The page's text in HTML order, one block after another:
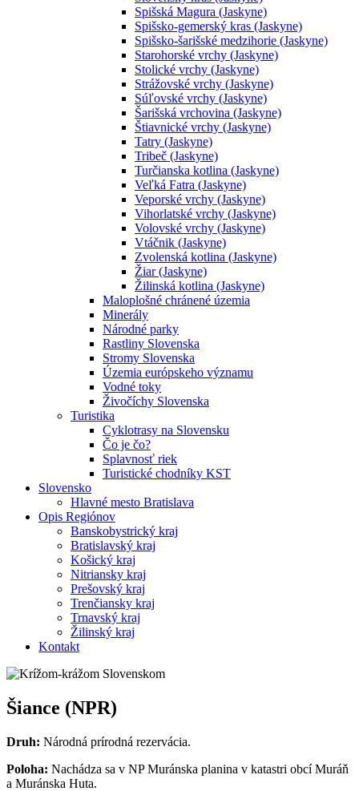
Spišská Magura (Jaskyne)
Spišsko-gemerský kras (Jaskyne)
Spišsko-šarišské medzihorie (Jaskyne)
Starohorské vrchy (Jaskyne)
Stolické vrchy (Jaskyne)
Strážovské vrchy (Jaskyne)
Súľovské vrchy (Jaskyne)
Šarišská vrchovina (Jaskyne)
Štiavnické vrchy (Jaskyne)
Tatry (Jaskyne)
Tribeč (Jaskyne)
Turčianska kotlina (Jaskyne)
Veľká Fatra (Jaskyne)
Veporské vrchy (Jaskyne)
Vihorlatské vrchy (Jaskyne)
Volovské vrchy (Jaskyne)
Vtáčnik (Jaskyne)
Zvolenská kotlina (Jaskyne)
Žiar (Jaskyne)
Žilinská kotlina (Jaskyne)
Maloplošné chránené územia
Minerály
Národné parky
Rastliny Slovenska
Stromy Slovenska
Územia európskeho významu
Vodné toky
Živočíchy Slovenska
Turistika
Cyklotrasy na Slovensku
Čo je čo?
Splavnosť riek
Turistické chodníky KST
Slovensko
Hlavné mesto Bratislava
Opis Regiónov
Banskobystrický kraj
Bratislavský kraj
Košický kraj
Nitriansky kraj
Prešovský kraj
Trenčiansky kraj
Trnavský kraj
Žilinský kraj
Kontakt
Šiance (NPR)
Druh: Národná prírodná rezervácia.
Poloha: Nachádza sa v NP Muránska planina v katastri obcí Muráň
a Muránska Huta.